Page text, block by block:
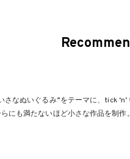
さなぬいぐるみ”をテーマに、tick
にも満たないほど小さな作品を制作